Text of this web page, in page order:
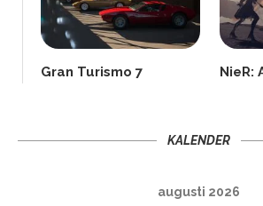
Gran Turismo 7 NieR:
KALENDER
augusti 2026